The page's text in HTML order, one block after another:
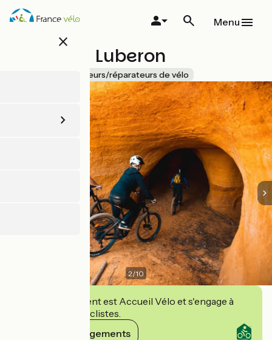
Aller
au
close
Menu
Rent Bike Luberon
Loueurs/réparateurs de vélo
2/10
Cet établissement est Accueil Vélo et s'engage à
accueillir des cyclistes.
Voir ses engagements